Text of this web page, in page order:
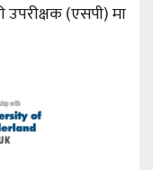
उपरीक्षक (एसपी) मा